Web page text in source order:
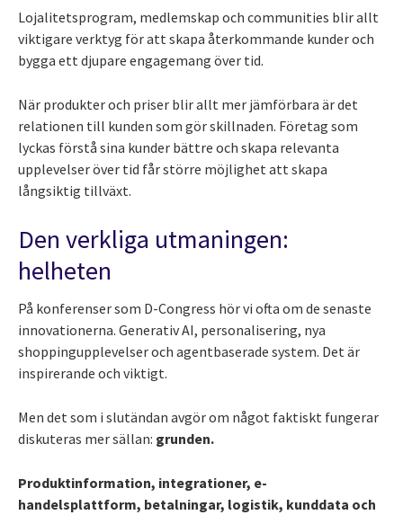
Lojalitetsprogram, medlemskap och communities blir allt
viktigare verktyg för att skapa återkommande kunder och
bygga ett djupare engagemang över tid.
När produkter och priser blir allt mer jämförbara är det
relationen till kunden som gör skillnaden. Företag som
lyckas förstå sina kunder bättre och skapa relevanta
upplevelser över tid får större möjlighet att skapa
långsiktig tillväxt.
Den verkliga utmaningen:
helheten
På konferenser som D-Congress hör vi ofta om de senaste
innovationerna. Generativ AI, personalisering, nya
shoppingupplevelser och agentbaserade system. Det är
inspirerande och viktigt.
Men det som i slutändan avgör om något faktiskt fungerar
diskuteras mer sällan: grunden.
Produktinformation, integrationer, e-
handelsplattform, betalningar, logistik, kunddata och